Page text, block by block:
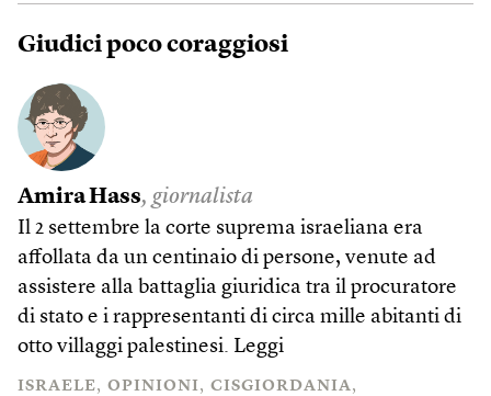
Giudici poco coraggiosi
Amira Hass, giornalista
Il 2 settembre la corte suprema israeliana era
affollata da un centinaio di persone, venute ad
assistere alla battaglia giuridica tra il procuratore
di stato e i rappresentanti di circa mille abitanti di
otto villaggi palestinesi. Leggi
ISRAELE OPINIONI
CISGIORDANIA